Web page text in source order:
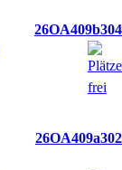
26OA409b304
26OA409a302